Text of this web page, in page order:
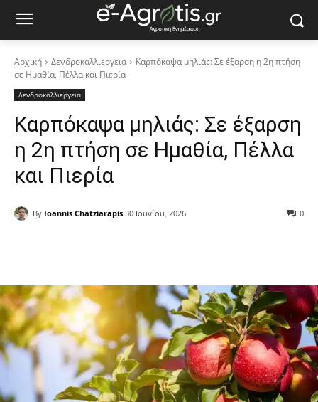
Αρχική Δενδροκαλλιεργεια
Καρπόκαψα μηλιάς: Σε έξαρση η 2η πτήση
σε Ημαθία, Πέλλα και Πιερία
Δενδροκαλλιεργεια
Καρπόκαψα μηλιάς: Σε έξαρση
η 2η πτήση σε Ημαθία, Πέλλα
και Πιερία
By Ioannis Chatziarapis 30 Ιουνίου, 2026 0